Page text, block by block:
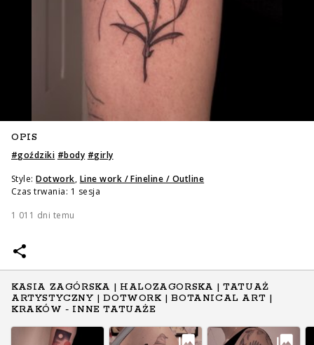
OPIS
#goździki #body #girly
Style: Dotwork, Line work / Fineline / Outline
Czas trwania: 1 sesja
1 011 dni temu
KASIA ZAGÓRSKA | HALOZAGORSKA | TATUAŻ
ARTYSTYCZNY | DOTWORK | BOTANICAL ART |
KRAKÓW - INNE TATUAŻE